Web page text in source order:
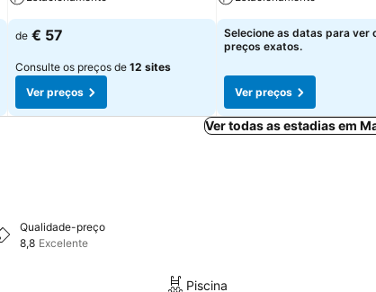
de € 57
Consulte os preços de 12 sites
Ver preços
Selecione as datas para ver
preços exatos.
Ver preços
Ver todas as estadias em
Qualidade-preço
8,8 Excelente
Piscina